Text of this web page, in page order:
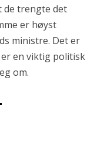
de trengte det
er høyst
ministre. Det er
en viktig politisk
om.